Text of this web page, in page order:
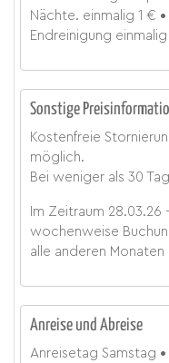
Nächte. einmalig 1 €
Endreinigung einmalig
Sonstige
Kostenfreie
möglich.
Bei weniger als 30
Im Zeitraum 28.03.26
wochenweise
alle anderen
Anreise und Abreise
Anreisetag Samstag